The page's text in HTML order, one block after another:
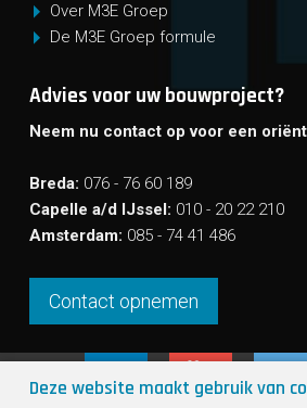
Over M3E Groep
De M3E Groep formule
Advies voor uw bouwproject?
Neem nu contact op voor een
Breda: 076 - 76 60 189
Capelle a/d IJssel: 010 - 20 22 210
Amsterdam: 085 - 74 41 486
Contact opnemen
Deze website maakt gebruik van